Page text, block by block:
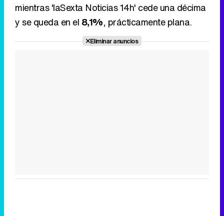
mientras 'laSexta Noticias 14h' cede una décima
y se queda en el 8,1%, prácticamente plana.
Eliminar anuncios